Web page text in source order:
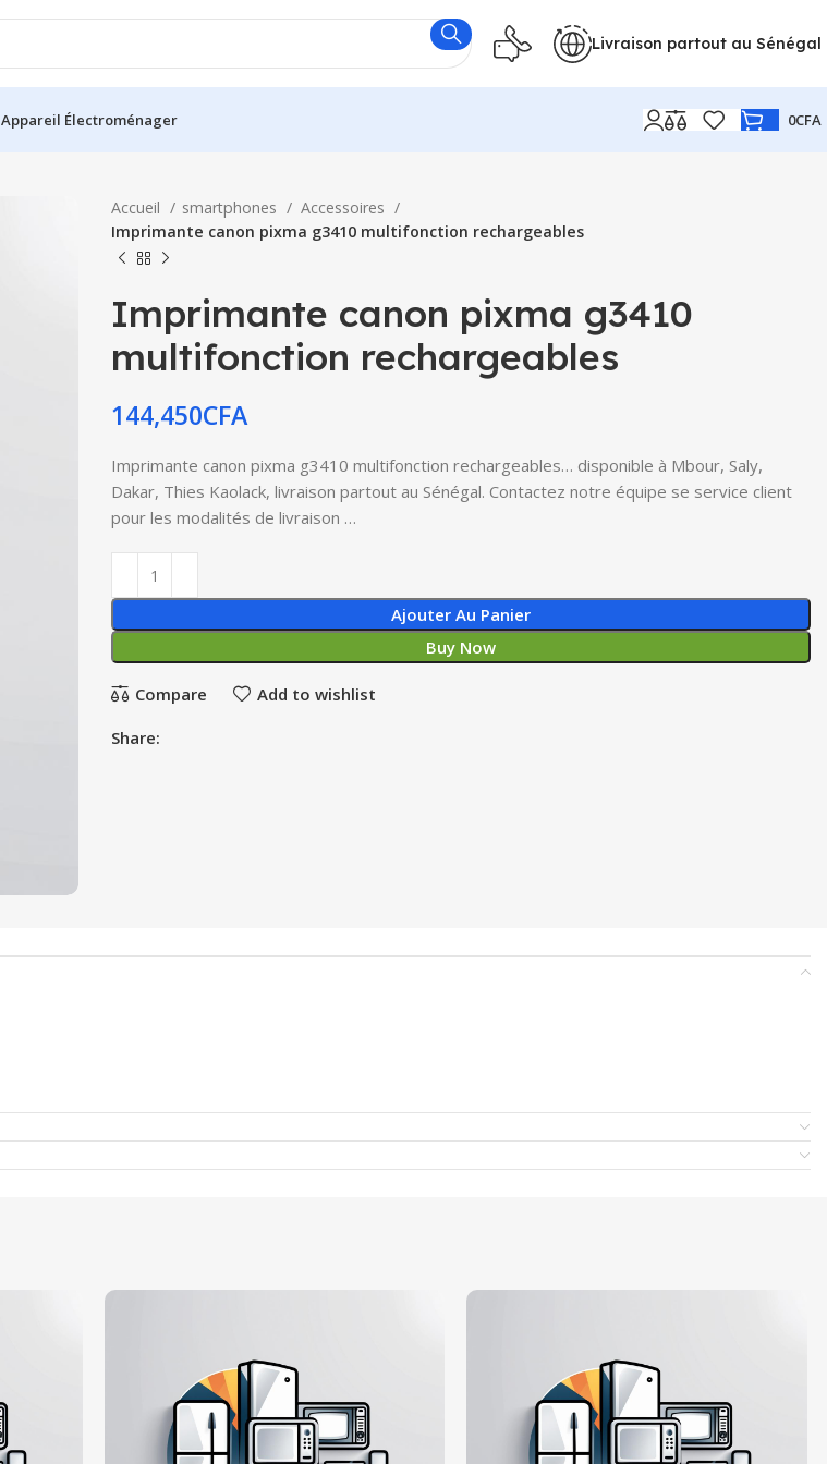
Livraison partout au Sénégal
Appareil Électroménager 0CFA
Accueil smartphones
Accessoires
Imprimante canon pixma g3410 multifonction rechargeables
Imprimante canon pixma g3410
multifonction rechargeables
144,450CFA
Imprimante canon pixma g3410 multifonction rechargeables… disponible à Mbour, Saly,
Dakar, Thies Kaolack, livraison partout au Sénégal. Contactez notre équipe se service client
pour les modalités de livraison …
Ajouter Au Panier
Buy Now
Compare Add to wishlist
Share: